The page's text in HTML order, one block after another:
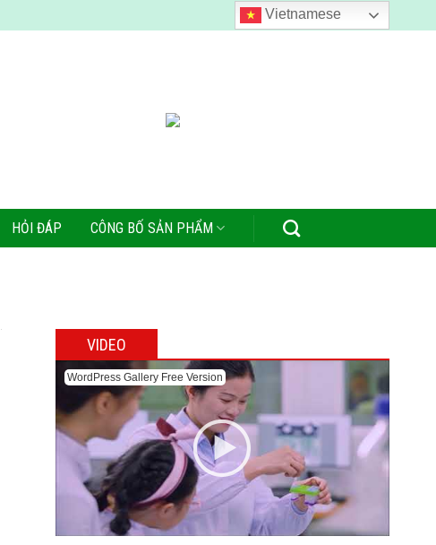
Vietnamese
HỎI ĐÁP CÔNG BỐ SẢN PHẨM
VIDEO
WordPress Gallery Free Version